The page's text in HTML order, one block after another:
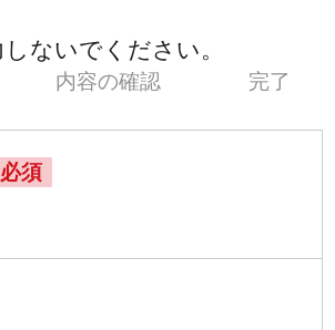
ないでください。
内容の確認 完了
必須